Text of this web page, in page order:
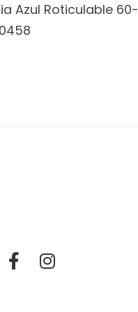
Azul Roticulable 60-